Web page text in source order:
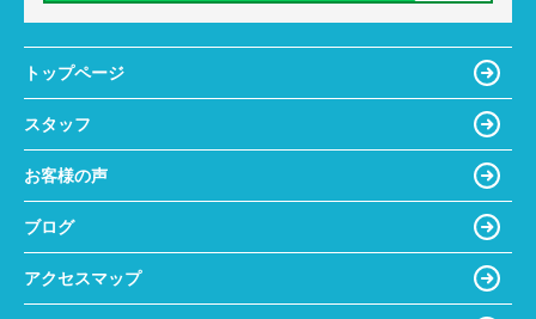
トップページ
スタッフ
お客様の声
ブログ
アクセスマップ